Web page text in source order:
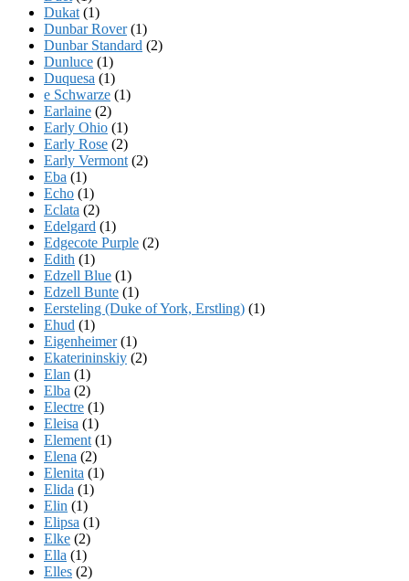
Dukat (1)
Dunbar Rover(1)
Dunbar Standard (2)
Dunluce (1)
Duquesa (1)
e Schwarze (1)
Earlaine (2)
Early Ohio (1)
Early Rose (2)
Early Vermont (2)
Eba (1)
Echo (1)
Eclata (2)
Edelgard (1)
Edgecote Purple (2)
Edith (1)
Edzell Blue (1)
Edzell Bunte (1)
Eersteling (Duke of York, Erstling) (1)
Ehud (1)
Eigenheimer(1)
Ekaterininskiy (2)
Elan (1)
Elba (2)
Electre (1)
Eleisa (1)
Element (1)
Elena (2)
Elenita (1)
Elida (1)
Elin (1)
Elipsa (1)
Elke (2)
Ella (1)
Elles (2)